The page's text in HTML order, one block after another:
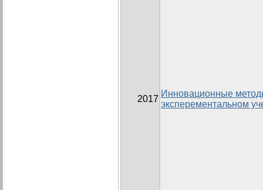
2017
Инновационные
эксперементальном